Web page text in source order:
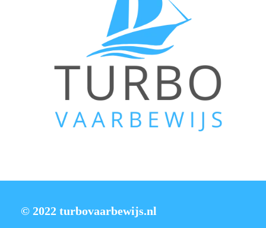
© 2022 turbovaarbewijs.nl